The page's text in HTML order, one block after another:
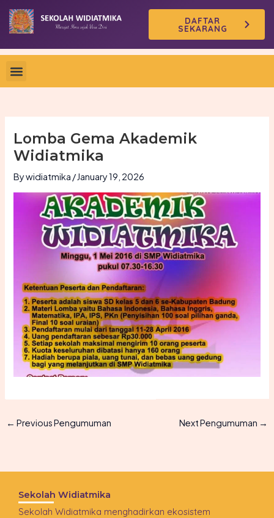
Skip
content
DAFTAR
SEKARANG
Lomba Gema Akademik
Widiatmika
Bywidiatmika /January 19, 2026
← Previous Pengumuman Next Pengumuman →
Sekolah Widiatmika
Sekolah Widiatmika menghadirkan ekosistem